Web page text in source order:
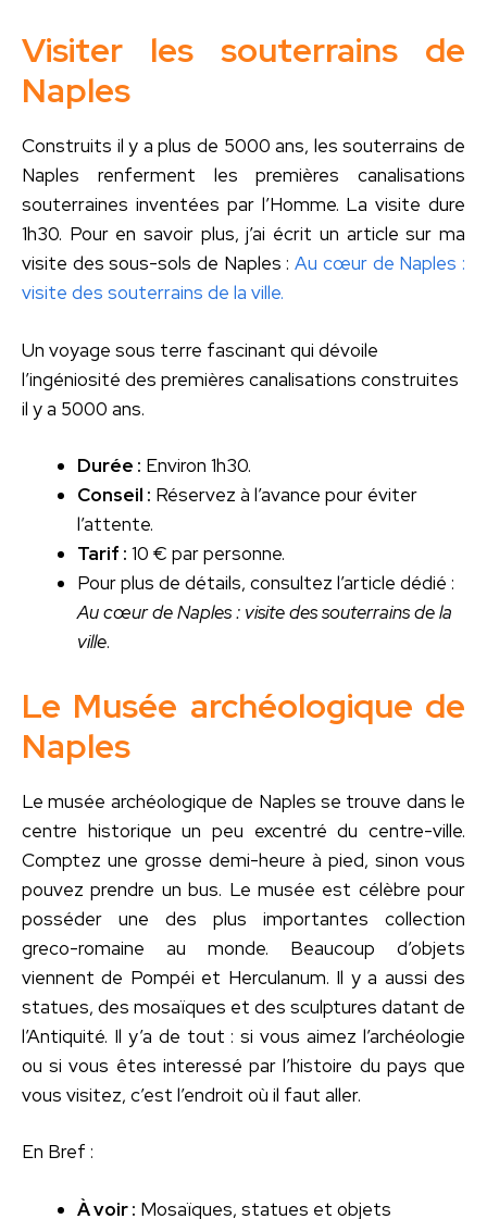
Visiter les souterrains de
Naples
Construits il y a plus de 5000 ans, les souterrains de
Naples renferment les premières canalisations
souterraines inventées par l’Homme. La visite dure
1h30. Pour en savoir plus, j’ai écrit un article sur ma
visite des sous-sols de Naples :Au cœur de Naples :
visite des souterrains de la ville.
Un voyage sous terre fascinant qui dévoile
l’ingéniosité des premières canalisations construites
il y a 5000 ans.
Durée : Environ 1h30.
Conseil : Réservez à l’avance pour éviter
l’attente.
Tarif : 10 € par personne.
Pour plus de détails, consultez l’article dédié :
Au cœur de Naples : visite des souterrains de la
ville.
Le Musée archéologique de
Naples
Le musée archéologique de Naples se trouve dans le
centre historique un peu excentré du centre-ville.
Comptez une grosse demi-heure à pied, sinon vous
pouvez prendre un bus. Le musée est célèbre pour
posséder une des plus importantes collection
greco-romaine au monde. Beaucoup d’objets
viennent de Pompéi et Herculanum. Il y a aussi des
statues, des mosaïques et des sculptures datant de
l’Antiquité. Il y’a de tout : si vous aimez l’archéologie
ou si vous êtes interessé par l’histoire du pays que
vous visitez, c’est l’endroit où il faut aller.
En Bref :
À voir : Mosaïques, statues et objets